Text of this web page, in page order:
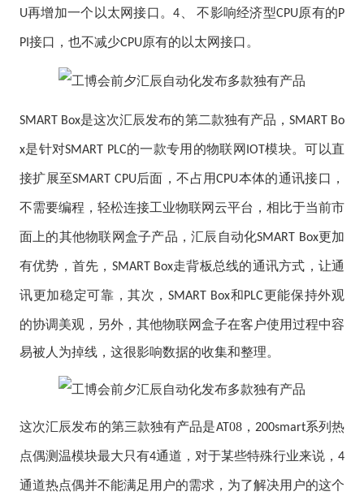
U再增加一个以太网接口。4 不影响经济型CPU原有的P
PI 接口，也不减少CPU原有的以太网接口。
SMART Box是这次汇辰发布的第二款独有产品，SMART Bo
x是针对SMART PLC的一款专用的物联网 IOT模块。可以直
接扩展至SMART CPU后面，不占用CPU本体的通讯接口，
不需要编程，轻松连接工业物联网云平台，相比于当前市
面上的其他物联网盒子产品，汇辰自动化SMART Box更加
有优势，首先， SMART Box走背板总线的通讯方式，让通
讯更加稳定可靠，其次，SMART Box和PLC更能保持外观
的协调美观，另外，其他物联网盒子在客户使用过程中容
易被人为掉线，这很影响数据的收集和整理。
这次汇辰发布的第三款独有产品是AT 08， 200smart系列热
点偶测温模块最大只有4通道，对于某些特殊行业来说，4
通道热点偶并不能满足用户的需求，为了解决用户的这个